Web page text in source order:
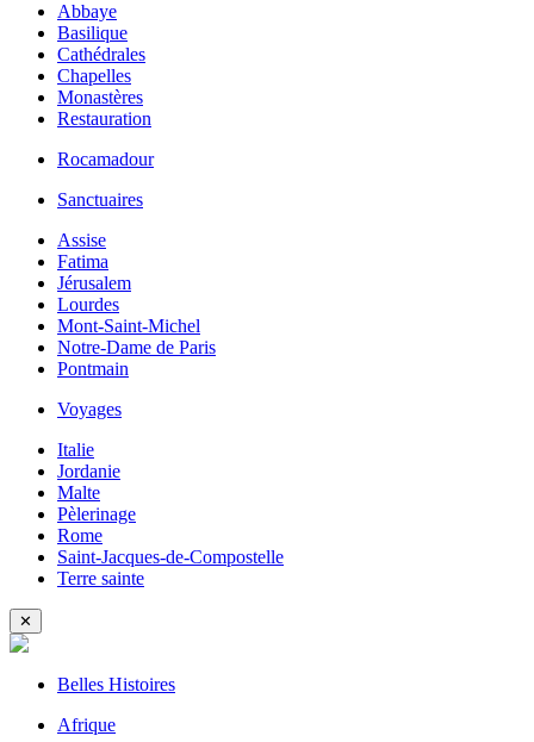
Abbaye
Basilique
Cathédrales
Chapelles
Monastères
Restauration
Rocamadour
Sanctuaires
Assise
Fatima
Jérusalem
Lourdes
Mont-Saint-Michel
Notre-Dame de Paris
Pontmain
Voyages
Italie
Jordanie
Malte
Pèlerinage
Rome
Saint-Jacques-de-Compostelle
Terre sainte
✕
Belles Histoires
Afrique